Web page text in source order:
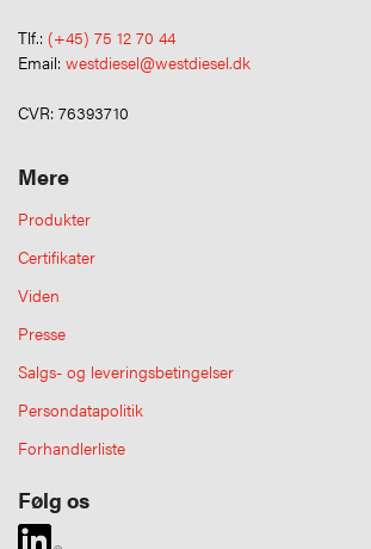
Tlf.: (+45) 75 12 70 44
Email: westdiesel@westdiesel.dk
CVR: 76393710
Mere
Produkter
Certifikater
Viden
Presse
Salgs- og leveringsbetingelser
Persondatapolitik
Forhandlerliste
Følg os